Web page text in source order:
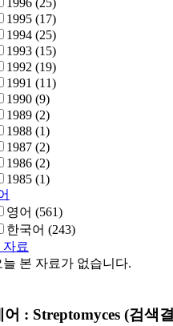
1996 (25)
1995 (17)
1994 (25)
1993 (15)
1992 (19)
1991 (11)
1990 (9)
1989 (2)
1988 (1)
1987 (2)
1986 (2)
1985 (1)
영어 (561)
한국어 (243)
자료
늘 본 자료가 없습니다.
어 : Streptomyces (검색